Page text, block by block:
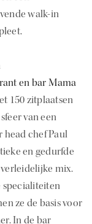
walk-in
en bar Mama
150 zitplaatsen
van een
head chef Paul
en gedurfde
verleidelijke mix.
specialiteiten
ze de basis voor
In de bar